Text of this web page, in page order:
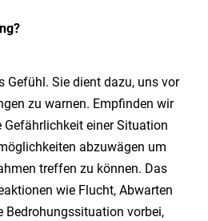
Gefühl. Sie dient dazu, uns vor
zu warnen. Empfinden wir
Gefährlichkeit einer Situation
abzuwägen um
treffen zu können. Das
wie Flucht, Abwarten
Bedrohungssituation vorbei,